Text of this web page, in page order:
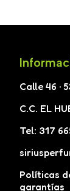
Calle 46 ·
C.C. EL
Tel: 317
Políticas
garantías